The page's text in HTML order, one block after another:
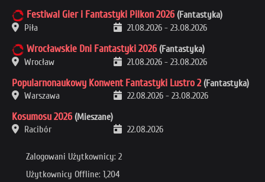
Festiwal Gier i Fantastyki Pilkon 2026 (Fantastyka)
Piła
21.08.2026 - 23.08.2026
Wrocławskie Dni Fantastyki 2026 (Fantastyka)
Wrocław
21.08.2026 - 23.08.2026
Popularnonaukowy Konwent Fantastyki Lustro 2 (Fantastyka)
Warszawa
22.08.2026 - 23.08.2026
Kosumosu 2026 (Mieszane)
Racibór
22.08.2026
Zalogowani Użytkownicy: 2
Użytkownicy Offline: 1,204